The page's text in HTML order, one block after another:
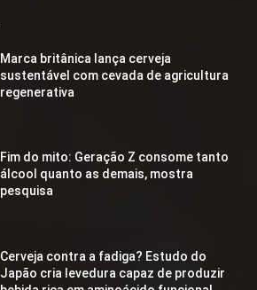
Marca britânica lança cerveja
sustentável com cevada de agricultura
regenerativa
Fim do mito: Geração Z consome tanto
álcool quanto as demais, mostra
pesquisa
Cerveja contra a fadiga? Estudo do
Japão cria levedura capaz de produzir